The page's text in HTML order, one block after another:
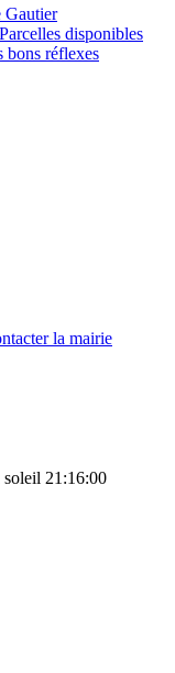
Gautier
disponibles
bons réflexes
la mairie
21:16:00